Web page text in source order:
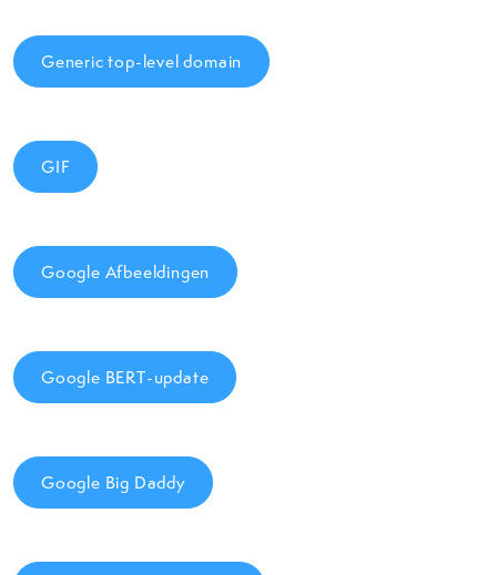
Generic top-level domain
GIF
Google Afbeeldingen
Google BERT-update
Google Big Daddy